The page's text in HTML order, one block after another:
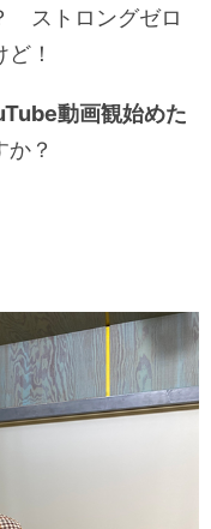
ストロングゼロ
！
動画観始めた
？